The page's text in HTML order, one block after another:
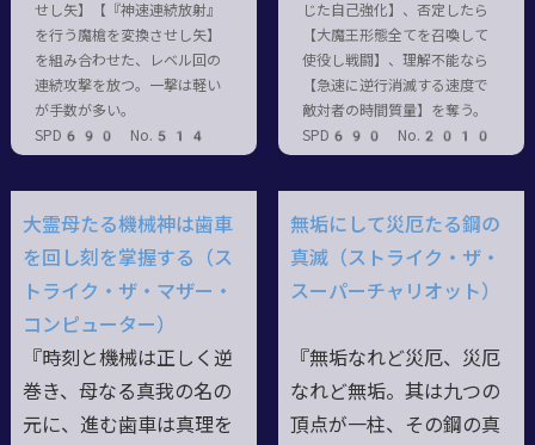
せし矢】【『神速連続放射』
を行う魔槍を変換させし矢】
を組み合わせた、レベル回の
連続攻撃を放つ。一撃は軽い
が手数が多い。
SPD690 No.514
じた自己強化】、否定したら
【大魔王形態全てを召喚して
使役し戦闘】、理解不能なら
【急速に逆行消滅する速度で
敵対者の時間質量】を奪う。
SPD690 No.2010
大霊母たる機械神は歯車
を回し刻を掌握する（ス
トライク・ザ・マザー・
コンピューター）
『時刻と機械は正しく逆
巻き、母なる真我の名の
元に、進む歯車は真理を
無垢にして災厄たる鋼の
真滅（ストライク・ザ・
スーパーチャリオット）
『無垢なれど災厄、災厄
なれど無垢。其は九つの
頂点が一柱、その鋼の真